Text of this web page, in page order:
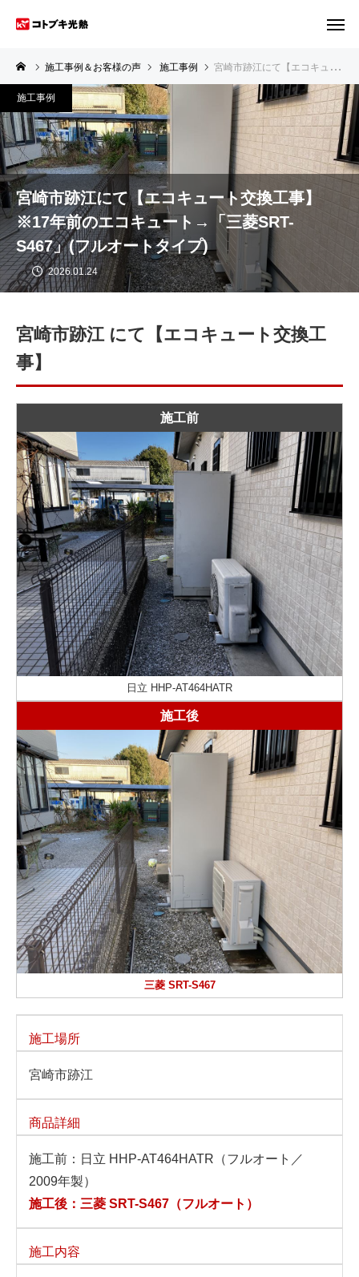
施工事例＆お客様の声 施工事例 宮崎市跡江にて【エコキュート交換工事】※17年前のエコキュート→「三菱SRT-S467」(フルオートタイプ)
宮崎市跡江にて【エコキュート交換工事】
※17年前のエコキュート→「三菱SRT-
S467」(フルオートタイプ)
2026.01.24
施工事例
宮崎市跡江 にて【エコキュート交換工
事】
施工前
日立 HHP-AT464HATR
施工後
三菱 SRT-S467
施工場所
宮崎市跡江
商品詳細
施工前：日立 HHP-AT464HATR（フルオート／
2009年製）
施工後：三菱 SRT-S467（フルオート）
施工内容